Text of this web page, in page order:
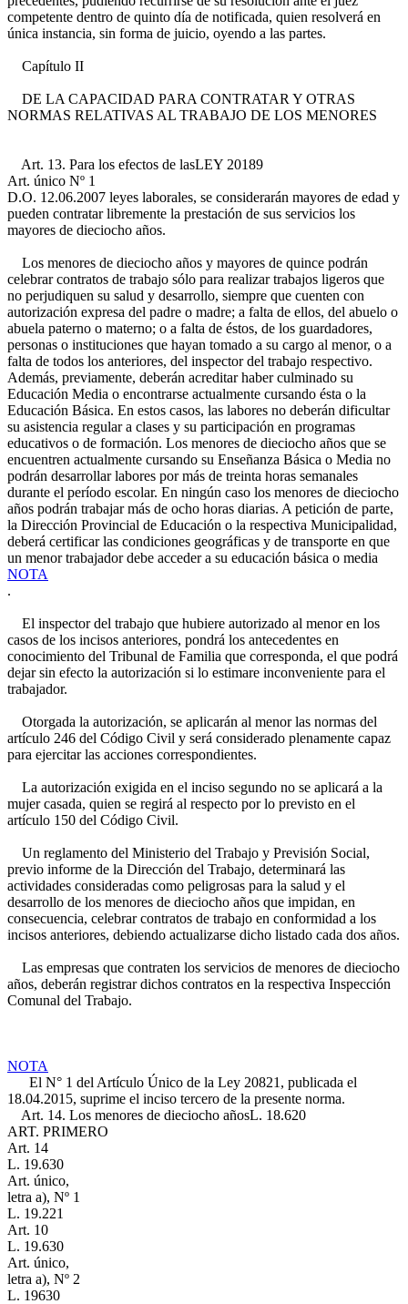
competente dentro de quinto día de notificada, quien resolverá en
única instancia, sin forma de juicio, oyendo a las partes.
Capítulo II
DE LA CAPACIDAD PARA CONTRATAR Y OTRAS
NORMAS RELATIVAS AL TRABAJO DE LOS MENORES
Art. 13. Para los efectos de lasLEY 20189
Art. único Nº 1
D.O. 12.06.2007 leyes laborales, se considerarán mayores de edad y
pueden contratar libremente la prestación de sus servicios los
mayores de dieciocho años.
Los menores de dieciocho años y mayores de quince podrán
celebrar contratos de trabajo sólo para realizar trabajos ligeros que
no perjudiquen su salud y desarrollo, siempre que cuenten con
autorización expresa del padre o madre; a falta de ellos, del abuelo o
abuela paterno o materno; o a falta de éstos, de los guardadores,
personas o instituciones que hayan tomado a su cargo al menor, o a
falta de todos los anteriores, del inspector del trabajo respectivo.
Además, previamente, deberán acreditar haber culminado su
Educación Media o encontrarse actualmente cursando ésta o la
Educación Básica. En estos casos, las labores no deberán dificultar
su asistencia regular a clases y su participación en programas
educativos o de formación. Los menores de dieciocho años que se
encuentren actualmente cursando su Enseñanza Básica o Media no
podrán desarrollar labores por más de treinta horas semanales
durante el período escolar. En ningún caso los menores de dieciocho
años podrán trabajar más de ocho horas diarias. A petición de parte,
la Dirección Provincial de Educación o la respectiva Municipalidad,
deberá certificar las condiciones geográficas y de transporte en que
un menor trabajador debe acceder a su educación básica o media
NOTA
.
El inspector del trabajo que hubiere autorizado al menor en los
casos de los incisos anteriores, pondrá los antecedentes en
conocimiento del Tribunal de Familia que corresponda, el que podrá
dejar sin efecto la autorización si lo estimare inconveniente para el
trabajador.
Otorgada la autorización, se aplicarán al menor las normas del
artículo 246 del Código Civil y será considerado plenamente capaz
para ejercitar las acciones correspondientes.
La autorización exigida en el inciso segundo no se aplicará a la
mujer casada, quien se regirá al respecto por lo previsto en el
artículo 150 del Código Civil.
Un reglamento del Ministerio del Trabajo y Previsión Social,
previo informe de la Dirección del Trabajo, determinará las
actividades consideradas como peligrosas para la salud y el
desarrollo de los menores de dieciocho años que impidan, en
consecuencia, celebrar contratos de trabajo en conformidad a los
incisos anteriores, debiendo actualizarse dicho listado cada dos años.
Las empresas que contraten los servicios de menores de dieciocho
años, deberán registrar dichos contratos en la respectiva Inspección
Comunal del Trabajo.
NOTA
El N° 1 del Artículo Único de la Ley 20821, publicada el
18.04.2015, suprime el inciso tercero de la presente norma.
Art. 14. Los menores de dieciocho añosL. 18.620
ART. PRIMERO
Art. 14
L. 19.630
Art. único,
letra a), Nº 1
L. 19.221
Art. 10
L. 19.630
Art. único,
letra a), Nº 2
L. 19630